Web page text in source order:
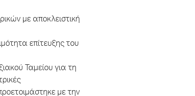
με αποκλειστική
επίτευξης του
Ταμείου για τη
με την